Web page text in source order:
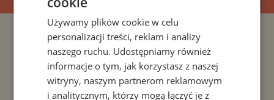
PROJEKTY I NIERUCHOMOŚCI WEDŁUG KRAJU
PROJEKTY I NIERUCHOMOŚCI WEDŁUG ROZLICZENIA
GERMAN
FRENCH
Używamy plików cookie w celu
personalizacji treści, reklam i analizy
naszego ruchu. Udostępniamy również
informacje o tym, jak korzystasz z naszej
witryny, naszym partnerom reklamowym
i analitycznym, którzy mogą łączyć je z